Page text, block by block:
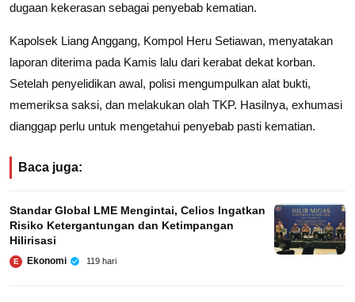
dugaan kekerasan sebagai penyebab kematian.
Kapolsek Liang Anggang, Kompol Heru Setiawan, menyatakan
laporan diterima pada Kamis lalu dari kerabat dekat korban.
Setelah penyelidikan awal, polisi mengumpulkan alat bukti,
memeriksa saksi, dan melakukan olah TKP. Hasilnya, exhumasi
dianggap perlu untuk mengetahui penyebab pasti kematian.
Baca juga:
Standar Global LME Mengintai, Celios Ingatkan
Risiko Ketergantungan dan Ketimpangan
Hilirisasi
E Ekonomi 119 hari